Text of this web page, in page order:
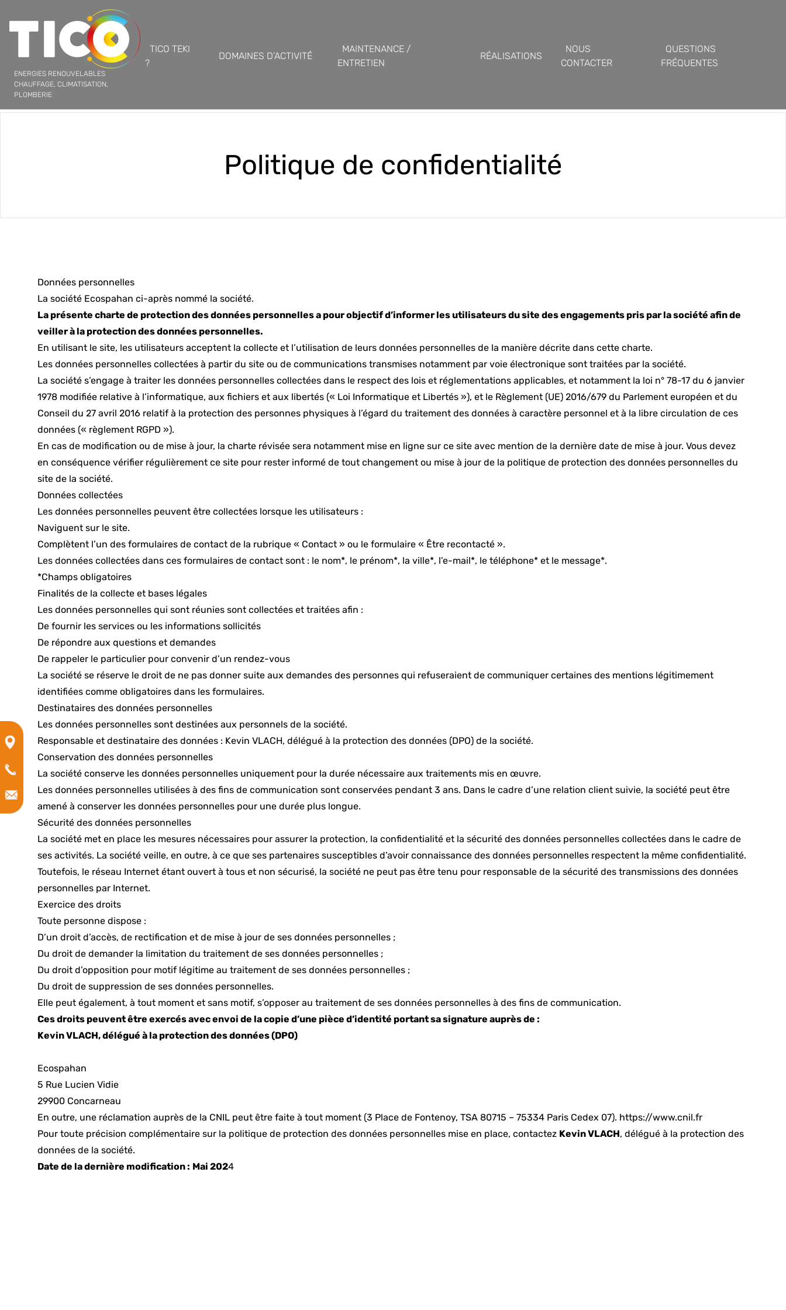
ENERGIES RENOUVELABLES
CHAUFFAGE, CLIMATISATION,
PLOMBERIE
TICO TEKI
?
DOMAINES D’ACTIVITÉ
MAINTENANCE /
ENTRETIEN
RÉALISATIONS
NOUS
CONTACTER
QUESTIONS
FRÉQUENTES
Politique de confidentialité
Données personnelles
La société Ecospahan ci-après nommé la société.
La présente charte de protection des données personnelles a pour objectif d’informer les utilisateurs du site des engagements pris par la société afin de
veiller à la protection des données personnelles.
En utilisant le site, les utilisateurs acceptent la collecte et l’utilisation de leurs données personnelles de la manière décrite dans cette charte.
Les données personnelles collectées à partir du site ou de communications transmises notamment par voie électronique sont traitées par la société.
La société s’engage à traiter les données personnelles collectées dans le respect des lois et réglementations applicables, et notamment la loi n° 78-17 du 6 janvier
1978 modifiée relative à l’informatique, aux fichiers et aux libertés (« Loi Informatique et Libertés »), et le Règlement (UE) 2016/679 du Parlement européen et du
Conseil du 27 avril 2016 relatif à la protection des personnes physiques à l’égard du traitement des données à caractère personnel et à la libre circulation de ces
données (« règlement RGPD »).
En cas de modification ou de mise à jour, la charte révisée sera notamment mise en ligne sur ce site avec mention de la dernière date de mise à jour. Vous devez
en conséquence vérifier régulièrement ce site pour rester informé de tout changement ou mise à jour de la politique de protection des données personnelles du
site de la société.
Données collectées
Les données personnelles peuvent être collectées lorsque les utilisateurs :
Naviguent sur le site.
Complètent l’un des formulaires de contact de la rubrique « Contact » ou le formulaire « Être recontacté ».
Les données collectées dans ces formulaires de contact sont : le nom*, le prénom*, la ville*, l’e-mail*, le téléphone* et le message*.
*Champs obligatoires
Finalités de la collecte et bases légales
Les données personnelles qui sont réunies sont collectées et traitées afin :
De fournir les services ou les informations sollicités
De répondre aux questions et demandes
De rappeler le particulier pour convenir d’un rendez-vous
La société se réserve le droit de ne pas donner suite aux demandes des personnes qui refuseraient de communiquer certaines des mentions légitimement
identifiées comme obligatoires dans les formulaires.
Destinataires des données personnelles
Les données personnelles sont destinées aux personnels de la société.
Responsable et destinataire des données : Kevin VLACH, délégué à la protection des données (DPO) de la société.
Conservation des données personnelles
La société conserve les données personnelles uniquement pour la durée nécessaire aux traitements mis en œuvre.
Les données personnelles utilisées à des fins de communication sont conservées pendant 3 ans. Dans le cadre d’une relation client suivie, la société peut être
amené à conserver les données personnelles pour une durée plus longue.
Sécurité des données personnelles
La société met en place les mesures nécessaires pour assurer la protection, la confidentialité et la sécurité des données personnelles collectées dans le cadre de
ses activités. La société veille, en outre, à ce que ses partenaires susceptibles d’avoir connaissance des données personnelles respectent la même confidentialité.
Toutefois, le réseau Internet étant ouvert à tous et non sécurisé, la société ne peut pas être tenu pour responsable de la sécurité des transmissions des données
personnelles par Internet.
Exercice des droits
Toute personne dispose :
D’un droit d’accès, de rectification et de mise à jour de ses données personnelles ;
Du droit de demander la limitation du traitement de ses données personnelles ;
Du droit d’opposition pour motif légitime au traitement de ses données personnelles ;
Du droit de suppression de ses données personnelles.
Elle peut également, à tout moment et sans motif, s’opposer au traitement de ses données personnelles à des fins de communication.
Ces droits peuvent être exercés avec envoi de la copie d’une pièce d’identité portant sa signature auprès de :
Kevin VLACH, délégué à la protection des données (DPO)
Ecospahan
5 Rue Lucien Vidie
29900 Concarneau
En outre, une réclamation auprès de la CNIL peut être faite à tout moment (3 Place de Fontenoy, TSA 80715 – 75334 Paris Cedex 07). https://www.cnil.fr
Pour toute précision complémentaire sur la politique de protection des données personnelles mise en place, contactez Kevin VLACH, délégué à la protection des
données de la société.
Date de la dernière modification : Mai 2024